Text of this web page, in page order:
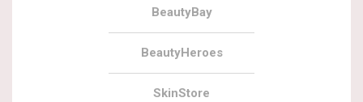
BeautyBay
BeautyHeroes
SkinStore